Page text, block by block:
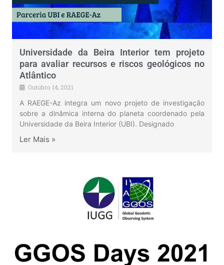
Universidade da Beira Interior tem projeto
para avaliar recursos e riscos geológicos no
Atlântico
Outubro 14, 2021
A RAEGE-Az integra um novo projeto de investigação
sobre a dinâmica interna do planeta coordenado pela
Universidade da Beira Interior (UBI). Designado
Ler Mais »